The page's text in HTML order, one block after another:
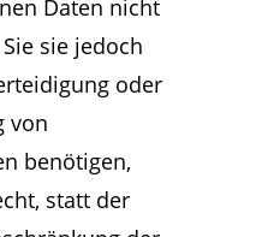
Daten nicht
sie jedoch
oder
von
benötigen,
statt der